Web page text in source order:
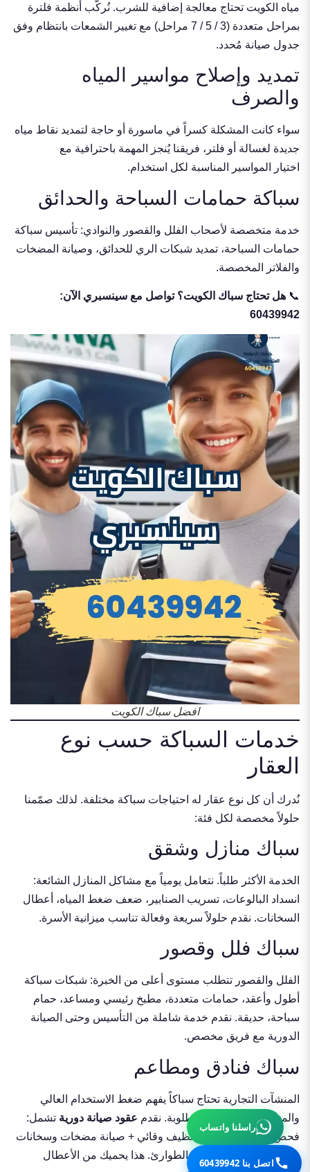
مياه الكويت تحتاج معالجة إضافية للشرب. نُركّب أنظمة فلترة
بمراحل متعددة (3 / 5 / 7 مراحل) مع تغيير الشمعات بانتظام وفق
جدول صيانة مُحدد.
تمديد وإصلاح مواسير المياه
والصرف
سواء كانت المشكلة كسراً في ماسورة أو حاجة لتمديد نقاط مياه
جديدة لغسالة أو فلتر، فريقنا يُنجز المهمة باحترافية مع
اختيار المواسير المناسبة لكل استخدام.
سباكة حمامات السباحة والحدائق
خدمة متخصصة لأصحاب الفلل والقصور والنوادي: تأسيس سباكة
حمامات السباحة، تمديد شبكات الري للحدائق، وصيانة المضخات
والفلاتر المخصصة.
📞 هل تحتاج سباك الكويت؟ تواصل مع سينسبري الآن:
60439942
افضل سباك الكويت
خدمات السباكة حسب نوع
العقار
نُدرك أن كل نوع عقار له احتياجات سباكة مختلفة. لذلك صمّمنا
حلولاً مخصصة لكل فئة:
سباك منازل وشقق
الخدمة الأكثر طلباً. نتعامل يومياً مع مشاكل المنازل الشائعة:
انسداد البالوعات، تسريب الصنابير، ضعف ضغط المياه، أعطال
السخانات. نقدم حلولاً سريعة وفعالة تناسب ميزانية الأسرة.
سباك فلل وقصور
الفلل والقصور تتطلب مستوى أعلى من الخبرة: شبكات سباكة
أطول وأعقد، حمامات متعددة، مطبخ رئيسي ومساعد، حمام
سباحة، حديقة. نقدم خدمة شاملة من التأسيس وحتى الصيانة
الدورية مع فريق مخصص.
سباك فنادق ومطاعم
المنشآت التجارية تحتاج سباكاً يفهم ضغط الاستخدام العالي
والمواصفات الصحية المطلوبة. نقدم عقود صيانة دورية تشمل:
فحص شامل للشبكة + تنظيف وقائي + صيانة مضخات وسخانات
+ تقرير فني + أولوية في الطوارئ. هذا يحميك من الأعطال
راسلنا واتساب
اتصل بنا 60439942